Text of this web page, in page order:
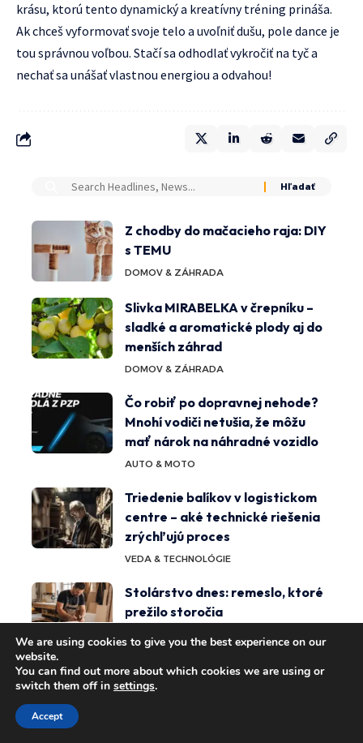
krásu, ktorú tento dynamický a kreatívny tréning prináša.
Ak chceš vyformovať svoje telo a uvoľniť dušu, pole dance je
tou správnou voľbou. Stačí sa odhodlať vykročiť na tyč a
nechať sa unášať vlastnou energiou a odvahou!
Z chodby do mačacieho raja: DIY
s TEMU
DOMOV & ZÁHRADA
Slivka MIRABELKA v črepníku –
sladké a aromatické plody aj do
menších záhrad
DOMOV & ZÁHRADA
Čo robiť po dopravnej nehode?
Mnohí vodiči netušia, že môžu
mať nárok na náhradné vozidlo
AUTO & MOTO
Triedenie balíkov v logistickom
centre – aké technické riešenia
zrýchľujú proces
VEDA & TECHNOLÓGIE
Stolárstvo dnes: remeslo, ktoré
prežilo storočia
Zdravotné výhody matcha čaju:
Prečo ho konzumovať?
We are using cookies to give you the best experience on our
website.
You can find out more about which cookies we are using or
switch them off in settings.
Accept